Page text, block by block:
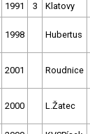
1991 3 Klatovy
1998 Hubertus
2001 Roudnice
2000 L.Žatec